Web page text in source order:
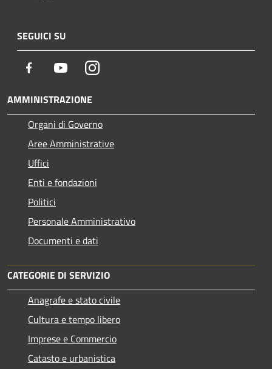
SEGUICI SU
Facebook YoutubeInstagram
AMMINISTRAZIONE
Organi di Governo
Aree Amministrative
Uffici
Enti e fondazioni
Politici
Personale Amministrativo
Documenti e dati
CATEGORIE DI SERVIZIO
Anagrafe e stato civile
Cultura e tempo libero
Imprese e Commercio
Catasto e urbanistica